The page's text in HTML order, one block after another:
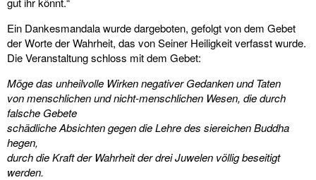
Ein Dankesmandala wurde dargeboten, gefolgt von dem Gebet
der Worte der Wahrheit, das von Seiner Heiligkeit verfasst wurde.
Die Veranstaltung schloss mit dem Gebet:
Möge das unheilvolle Wirken negativer Gedanken und Taten
von menschlichen und nicht-menschlichen Wesen, die durch
falsche Gebete
schädliche Absichten gegen die Lehre des siereichen Buddha
hegen,
durch die Kraft der Wahrheit der drei Juwelen völlig beseitigt
werden.